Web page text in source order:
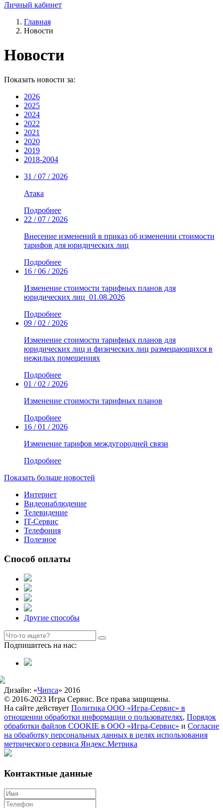
Личный кабинет
Главная
Новости
Новости
Показать новости за:
2026
2025
2024
2022
2021
2020
2019
2018-2004
31 / 07 / 2026
Атака
Подробнее
22 / 07 / 2026
Внесение изменений в приказ об изменении стоимости
тарифов для юридических лиц
Подробнее
16 / 06 / 2026
Изменение стоимости тарифных планов для
юридических лиц_01.08.2026
Подробнее
09 / 02 / 2026
Изменение стоимости тарифных планов для
юридических лиц и физических лиц размещающихся в
нежилых помещениях
Подробнее
01 / 02 / 2026
Изменение стоимости тарифных планов
Подробнее
16 / 01 / 2026
Изменение тарифов междугородней связи
Подробнее
Показать больше новостей
Интернет
Видеонаблюдение
Телевидение
IT-Сервис
Телефония
Полезное
Способ оплаты
Другие способы
Подпишитесь на нас:
Дизайн: «Чипса» 2016
© 2016-2023 Игра Сервис. Все права защищены.
На сайте действует Политика ООО «Игра-Сервис» в
отношении обработки информации о пользователях, Порядок
обработки файлов COOKIE в ООО «Игра-Сервис» и Согласие
на обработку персональных данных в целях использования
метрического сервиса Яндекс.Метрика
Контактные данные